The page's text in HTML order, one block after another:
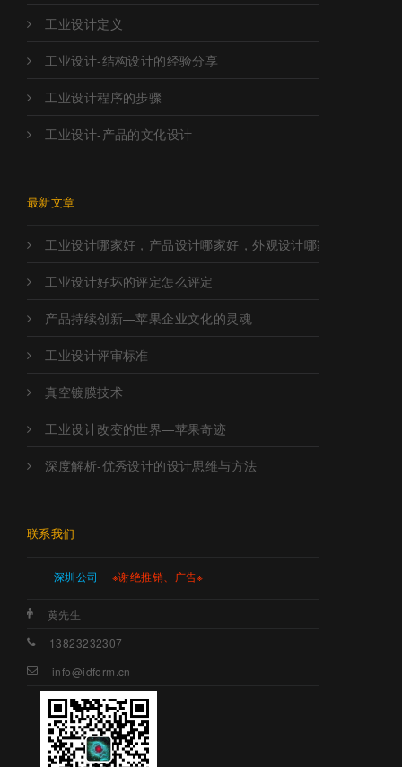
工业设计定义
工业设计-结构设计的经验分享
工业设计程序的步骤
工业设计-产品的文化设计
最新文章
工业设计哪家好，产品设计哪家好，外观设计哪家好，工业设
工业设计好坏的评定怎么评定
产品持续创新—苹果企业文化的灵魂
工业设计评审标准
真空镀膜技术
工业设计改变的世界—苹果奇迹
深度解析-优秀设计的设计思维与方法
联系我们
深圳公司 ※谢绝推销、广告※
黄先生
13823232307
info@idform.cn